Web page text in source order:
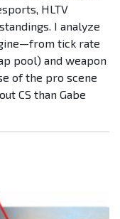
HLTV
I analyze
tick rate
pool) and weapon
of the pro scene
CS than Gabe